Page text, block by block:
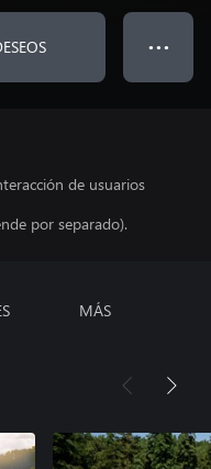
● ● ●
de usuarios
por separado).
MÁS